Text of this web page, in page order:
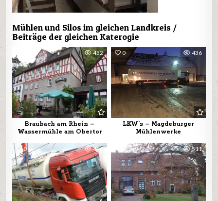
Mühlen und Silos im gleichen Landkreis /
Beiträge der gleichen Katerogie
452
Braubach am Rhein –
Wassermühle am Obertor
0 436
LKW’s – Magdeburger
Mühlenwerke
0 490 0 511